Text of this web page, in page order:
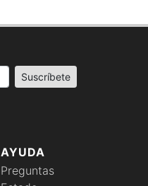
AYUDA
Preguntas
Suscríbete